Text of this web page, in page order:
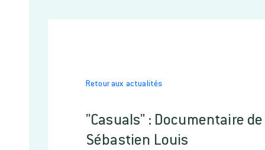
Retour aux actualités
"Casuals" : Documentaire
Sébastien Louis